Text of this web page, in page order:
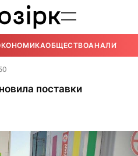
ОБЩЕСТВОАНАЛИТИКА
поставки